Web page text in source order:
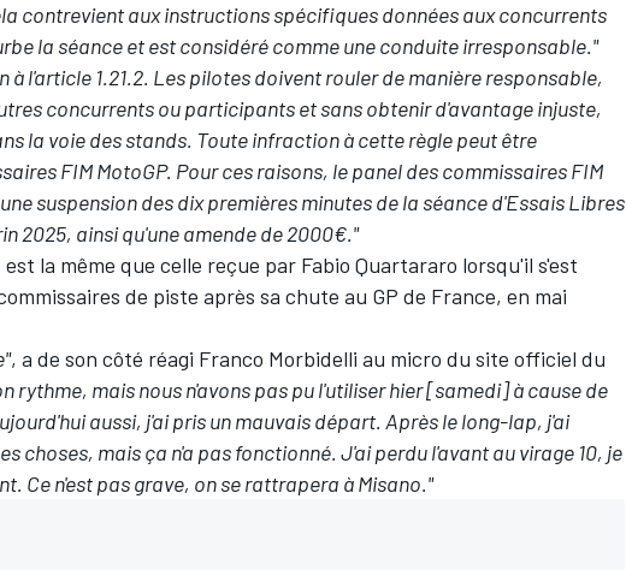
contrevient aux instructions spécifiques données aux concurrents
la séance et est considéré comme une conduite irresponsable."
à l'article 1.21.2. Les pilotes doivent rouler de manière responsable,
concurrents ou participants et sans obtenir d'avantage injuste,
la voie des stands. Toute infraction à cette règle peut être
FIM MotoGP. Pour ces raisons, le panel des commissaires FIM
suspension des dix premières minutes de la séance d'Essais Libres
2025, ainsi qu'une amende de 2000€."
la même que celle reçue par Fabio Quartararo lorsqu'il s'est
de piste après sa chute au GP de France, en mai
, a de son côté réagi Franco Morbidelli au micro du site officiel du
rythme, mais nous n'avons pas pu l'utiliser hier [samedi] à cause de
aussi, j'ai pris un mauvais départ. Après le long-lap, j'ai
choses, mais ça n'a pas fonctionné. J'ai perdu l'avant au virage 10, je
Ce n'est pas grave, on se rattrapera à Misano."